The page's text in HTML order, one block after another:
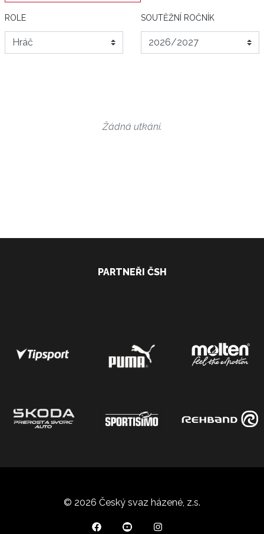
ROLE SOUTĚŽNÍ ROČNÍK
Žádná utkání.
PARTNEŘI ČSH
© 2026 Český svaz házené, z.s.